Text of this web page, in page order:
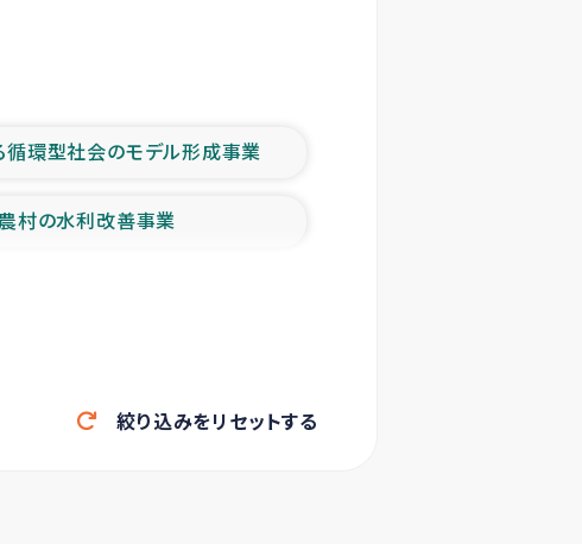
環型社会のモデル形成事業
村の水利改善事業
型農業の支援事業
る洪水被災者支援
民・帰還民の生活再建支援
絞り込みをリセットする